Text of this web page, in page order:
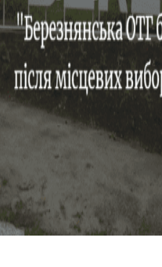
прайси
«місцевих»
політика